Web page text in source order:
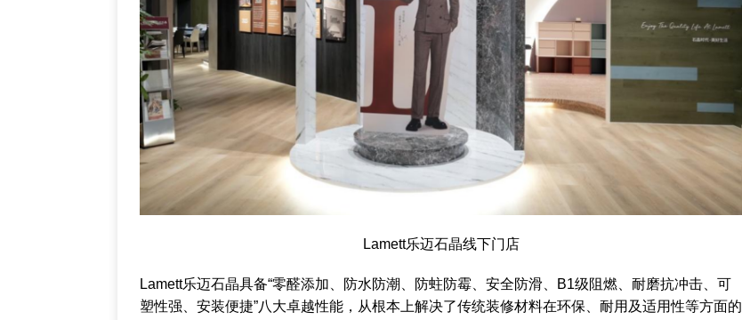
Lamett乐迈石晶线下门店
Lamett乐迈石晶具备“零醛添加、防水防潮、防蛀防霉、安全防滑、B1级阻燃、耐磨抗冲击、可
塑性强、安装便捷”八大卓越性能，从根本上解决了传统装修材料在环保、耐用及适用性等方面的